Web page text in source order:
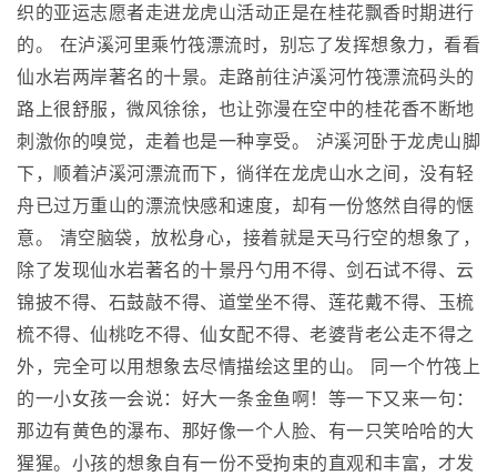
织的亚运志愿者走进龙虎山活动正是在桂花飘香时期进行
的。 在泸溪河里乘竹筏漂流时，别忘了发挥想象力，看看
仙水岩两岸著名的十景。走路前往泸溪河竹筏漂流码头的
路上很舒服，微风徐徐，也让弥漫在空中的桂花香不断地
刺激你的嗅觉，走着也是一种享受。 泸溪河卧于龙虎山脚
下，顺着泸溪河漂流而下，徜徉在龙虎山水之间，没有轻
舟已过万重山的漂流快感和速度，却有一份悠然自得的惬
意。 清空脑袋，放松身心，接着就是天马行空的想象了，
除了发现仙水岩著名的十景丹勺用不得、剑石试不得、云
锦披不得、石鼓敲不得、道堂坐不得、莲花戴不得、玉梳
梳不得、仙桃吃不得、仙女配不得、老婆背老公走不得之
外，完全可以用想象去尽情描绘这里的山。 同一个竹筏上
的一小女孩一会说：好大一条金鱼啊！等一下又来一句：
那边有黄色的瀑布、那好像一个人脸、有一只笑哈哈的大
猩猩。小孩的想象自有一份不受拘束的直观和丰富，才发